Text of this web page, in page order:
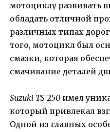
мотоциклу развивать
обладать отличной
различных типах
того, мотоцикл был
смазки, которая
смачивание деталей
Suzuki TS 250 имел
который привлекал
Одной из главных